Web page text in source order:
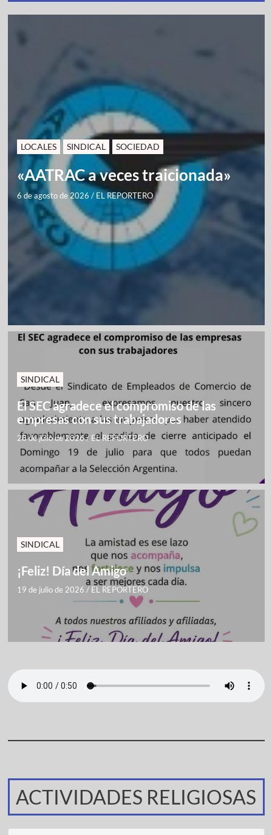
LOCALES SINDICAL SOCIEDAD
«AATRAC a veces traicionada»
6 de agosto de 2026 / EL REPORTERO
SINDICAL
El SEC agradece el compromiso de las
empresas con sus trabajadores
28 de julio de 2026/ EL REPORTERO
SINDICAL
¡Feliz! Día del Amigo
19 de julio de 2026 / EL REPORTERO
ACTIVIDADES RELIGIOSAS